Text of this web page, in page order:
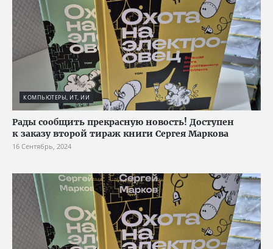
КОМПЬЮТЕРЫ, ИТ, ИИ
Рады сообщить прекрасную новость! Доступен
к заказу второй тираж книги Сергея Маркова
16 Сентябрь, 2024